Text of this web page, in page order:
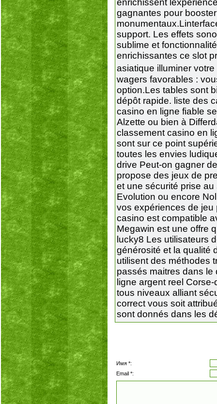
gagnantes pour
support. Les effets
sublime et
enrichissantes ce slot
asiatique illuminer
wagers favorables :
option.Les tables sont
dépôt rapide. liste des
casino en ligne fiable
Alzette ou bien à
classement casino en
sont sur ce point
toutes les envies
drive Peut-on gagner
propose des jeux de
et une sécurité prise
Evolution ou encore
vos expériences de jeu
casino est compatible
Megawin est une offre
lucky8 Les utilisateurs
générosité et la qualité
utilisent des méthodes
passés maitres dans
ligne argent reel
tous niveaux alliant
correct vous soit
sont donnés dans les
Имя *:
Email *: